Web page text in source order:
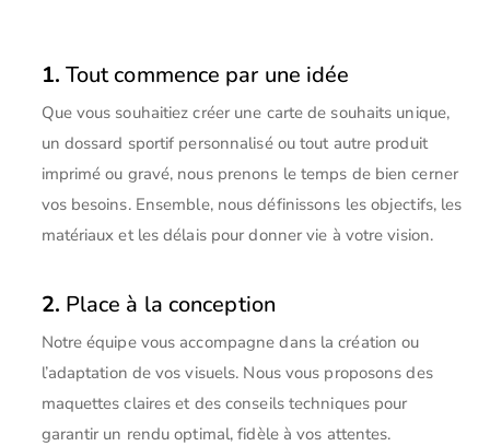
1. Tout commence par une idée
Que vous souhaitiez créer une carte de souhaits unique,
un dossard sportif personnalisé ou tout autre produit
imprimé ou gravé, nous prenons le temps de bien cerner
vos besoins. Ensemble, nous définissons les objectifs, les
matériaux et les délais pour donner vie à votre vision.
2. Place à la conception
Notre équipe vous accompagne dans la création ou
l’adaptation de vos visuels. Nous vous proposons des
maquettes claires et des conseils techniques pour
garantir un rendu optimal, fidèle à vos attentes.